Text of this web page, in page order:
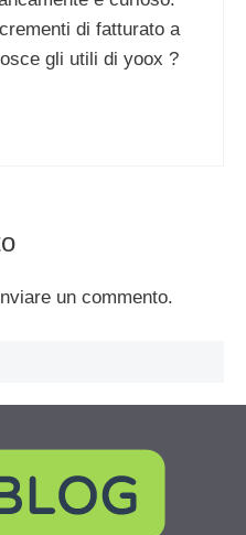
di fatturato a
gli utili di yoox ?
un commento.